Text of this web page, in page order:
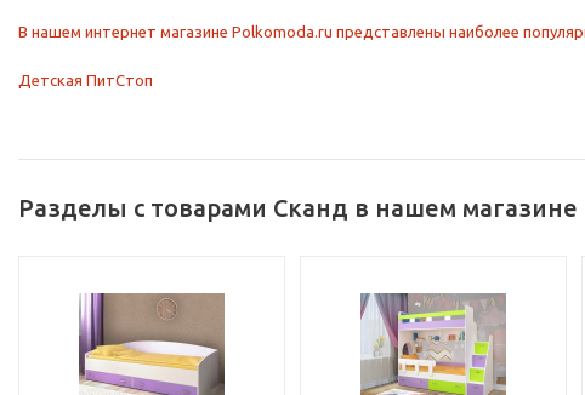
В нашем интернет магазине Polkomoda.ru представлены наиболее
Детская ПитСтоп
Разделы с товарами Сканд в нашем магазине